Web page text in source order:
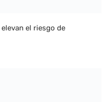
el riesgo de